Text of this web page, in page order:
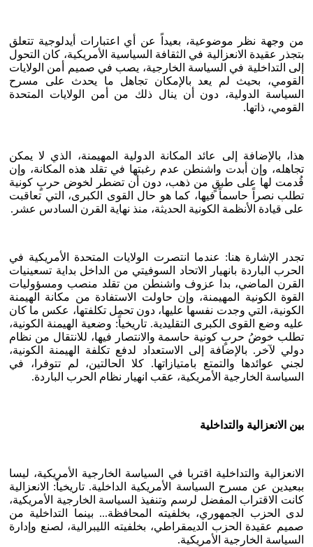
من وجهة نظر موضوعية، بعيداً عن أي اعتبارات أيدلوجية تتعلق
بتجذر عقيدة الانعزالية في الثقافة السياسية الأمريكية، كان التحول
إلى التداخلية في السياسة الخارجية، يصب في صميم أمن الولايات
القومي، بحيث لم يعد بالإمكان تجاهل ما يحدث على مسرح
السياسة الدولية، دون أن ينال ذلك من أمن الولايات المتحدة
القومي، ذاتها.
هذا، بالإضافة إلى عائد المكانة الدولية المهيمنة، الذي لا يمكن
تجاهله، وإن أبدت واشنطن عدم رغبتها في تقلد هذه المكانة، وإن
قُدمت لها على طبقٍ من ذهب، دون أن تضطر لخوض حربٍ كونية
تطلب نصراً حاسماً فيها، كما هو حال القوى الكبرى، التي تعاقبت
على قيادة الأنظمة الكونية الحديثة، منذ نهاية القرن السادس عشر.
تجدر الإشارة هنا: عندما انتصرت الولايات المتحدة الأمريكية في
الحرب الباردة بانهيار الاتحاد السوفيتي من الداخل بداية تسعينيات
القرن الماضي، بدا عزوف واشنطن من تقلد منصب ومسؤوليات
القوة الكونية المهيمنة، وإن حاولت الاستفادة من مكانة الهيمنة
الكونية، التي وجدت نفسها عليها، دون تحمل تكلفتها، عكس ما كان
عليه وضع القوى الكبرى التقليدية. تاريخياً: وضعية الهيمنة الكونية،
تطلب خوضُ حربٍ كونية حاسمة والانتصار فيها، للانتقال من نظام
دولي لآخر. بالإضافة إلى الاستعداد لدفع تكلفة الهيمنة الكونية،
لجني عوائدها والتمتع بامتيازاتها. كلا الحالتين، لم تتوفرا، في
السياسة الخارجية الأمريكية، عقب انهيار نظام الحرب الباردة.
بين الانعزالية والتداخلية
الانعزالية والتداخلية اقتربا في السياسة الخارجية الأمريكية، ليسا
ببعيدين عن مسرح السياسة الأمريكية الداخلية. تاريخياً: الانعزالية
كانت الاقتراب المفضل لرسم وتنفيذ السياسة الخارجية الأمريكية،
لدى الحزب الجمهوري، بخلفيته المحافظة... بينما التداخلية من
صميم عقيدة الحزب الديمقراطي، بخلفيته الليبرالية، لصنع وإدارة
السياسة الخارجية الأمريكية.